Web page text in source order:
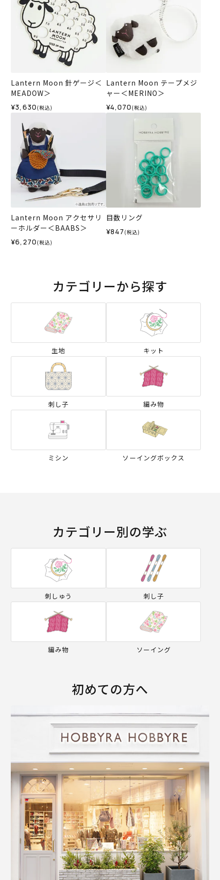
Lantern Moon 針ゲージ＜
MEADOW＞
¥3,630 (税込)
Lantern Moon テープメジ
ャー＜MERINO＞
¥4,070 (税込)
Lantern Moon アクセサリ
ーホルダー＜BAABS＞
¥6,270 (税込)
目数リング
¥847 (税込)
カテゴリーから探す
生地 キット
刺し子 編み物
ミシン ソーイングボックス
カテゴリー別の学ぶ
刺しゅう 刺し子
編み物 ソーイング
初めての方へ